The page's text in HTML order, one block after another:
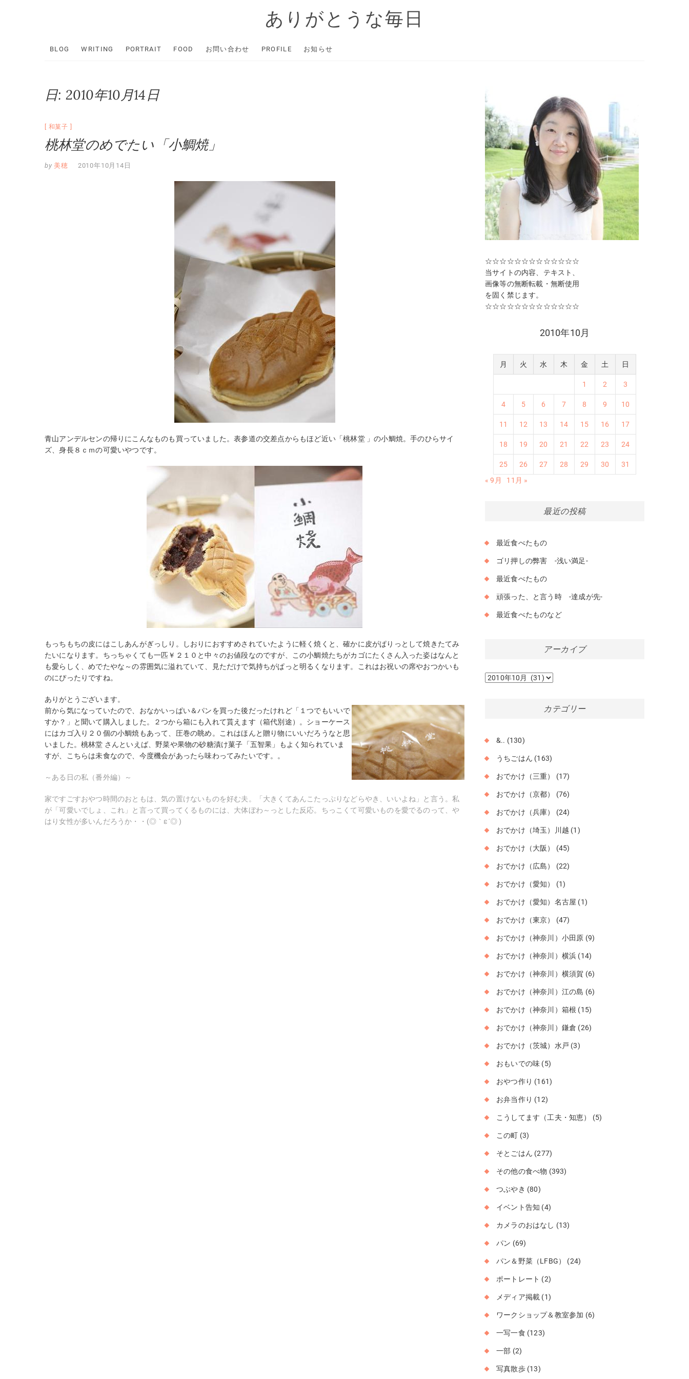
ありがとうな毎日
BLOG WRITING PORTRAIT FOOD お問い合わせ PROFILE お知らせ
日: 2010年10月14日
和菓子
桃林堂のめでたい「小鯛焼」
by 美穂 2010年10月14日
青山アンデルセンの帰りにこんなものも買っていました。表参道の交差点からもほど近い「桃林堂 」の小鯛焼。手のひらサイ
ズ、身長８ｃｍの可愛いやつです。
もっちもちの皮にはこしあんがぎっしり。しおりにおすすめされていたように軽く焼くと、確かに皮がぱりっとして焼きたてみ
たいになります。ちっちゃくても一匹￥２１０と中々のお値段なのですが、この小鯛焼たちがカゴにたくさん入った姿はなんと
も愛らしく、めでたやな～の雰囲気に溢れていて、見ただけで気持ちがぱっと明るくなります。これはお祝いの席やおつかいも
のにぴったりですね。
ありがとうございます。
前から気になっていたので、おなかいっぱい＆パンを買った後だったけれど「１つでもいいで
すか？」と聞いて購入しました。２つから箱にも入れて貰えます（箱代別途）。ショーケース
にはカゴ入り２０個の小鯛焼もあって、圧巻の眺め。これはほんと贈り物にいいだろうなと思
いました。桃林堂 さんといえば、野菜や果物の砂糖漬け菓子「五智果」もよく知られていま
すが、こちらは未食なので、今度機会があったら味わってみたいです。。
～ある日の私（番外編）～
家ですごすおやつ時間のおともは、気の置けないものを好む夫。「大きくてあんこたっぷりなどらやき、いいよね」と言う。私
が「可愛いでしょ、これ」と言って買ってくるものには、大体ぼわ～っとした反応。ちっこくて可愛いものを愛でるのって、や
はり女性が多いんだろうか・・(◎｀ε´◎ )
☆☆☆☆☆☆☆☆☆☆☆☆☆
当サイトの内容、テキスト、
画像等の無断転載・無断使用
を固く禁じます。
☆☆☆☆☆☆☆☆☆☆☆☆☆
2010年10月
月 火 水 木 金 土 日
1 2 3
4 5 6 7 8 9 10
11 12 13 14 15 16 17
18 19 20 21 22 23 24
25 26 27 28 29 30
31
« 9月
11月 »
最近の投稿
最近食べたもの
ゴリ押しの弊害 -浅い満足-
最近食べたもの
頑張った、と言う時 -達成が先-
最近食べたものなど
アーカイブ
ア
カテゴリー
&.. (130)
うちごはん (163)
おでかけ（三重） (17)
おでかけ（京都） (76)
おでかけ（兵庫） (24)
おでかけ（埼玉）川越 (1)
おでかけ（大阪） (45)
おでかけ（広島） (22)
おでかけ（愛知） (1)
おでかけ（愛知）名古屋 (1)
おでかけ（東京） (47)
おでかけ（神奈川）小田原 (9)
おでかけ（神奈川）横浜 (14)
おでかけ（神奈川）横須賀 (6)
おでかけ（神奈川）江の島 (6)
おでかけ（神奈川）箱根 (15)
おでかけ（神奈川）鎌倉 (26)
おでかけ（茨城）水戸 (3)
おもいでの味 (5)
おやつ作り (161)
お弁当作り (12)
こうしてます（工夫・知恵） (5)
この町 (3)
そとごはん (277)
その他の食べ物 (393)
つぶやき (80)
イベント告知 (4)
カメラのおはなし (13)
パン (69)
パン＆野菜（LFBG） (24)
ポートレート (2)
メディア掲載 (1)
ワークショップ＆教室参加 (6)
一写一食 (123)
一部 (2)
写真散歩(13)